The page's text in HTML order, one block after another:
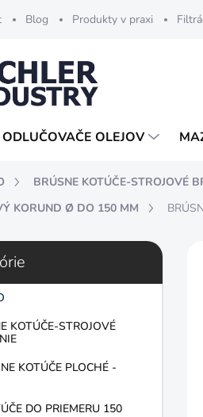
Blog Produkty v praxi
ODLUČOVAČE OLEJOV
BRÚSNE KOTÚČE-STROJOVÉ
KORUND Ø DO 150 MM
KOTÚČE-STROJOVÉ
KOTÚČE PLOCHÉ -
DO PRIEMERU 150